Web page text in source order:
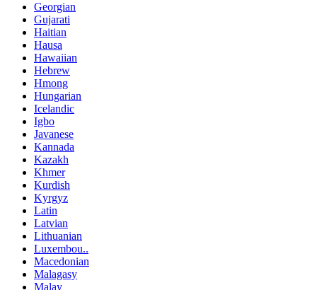
Georgian
Gujarati
Haitian
Hausa
Hawaiian
Hebrew
Hmong
Hungarian
Icelandic
Igbo
Javanese
Kannada
Kazakh
Khmer
Kurdish
Kyrgyz
Latin
Latvian
Lithuanian
Luxembou..
Macedonian
Malagasy
Malay